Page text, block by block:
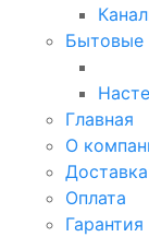
Бытовые
Главная
О
Доставка
Оплата